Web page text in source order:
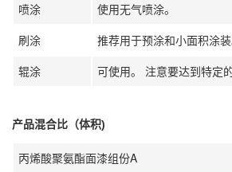
喷涂
使用无气喷涂。
刷涂
推荐用于预涂和小面积涂
辊涂
可使用。 注意要达到特定
产品混合比（体积)
丙烯酸聚氨酯面漆组份A